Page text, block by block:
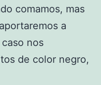
comamos, mas
a
nos
de color negro,